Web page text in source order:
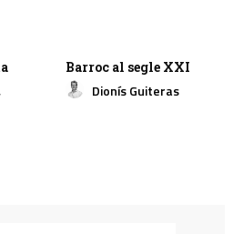
Barroc al segle XXI
Dionís Guiteras